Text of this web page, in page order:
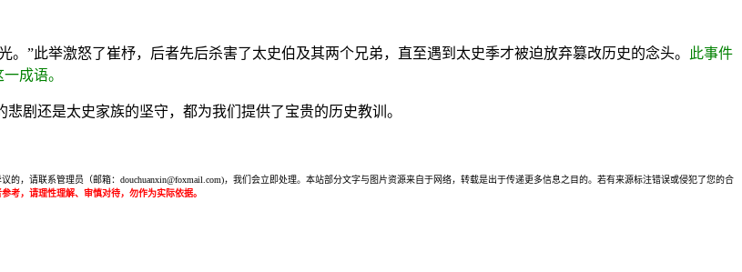
”此举激怒了崔杼，后者先后杀害了太史伯及其两个兄弟，直至遇到太史季才被迫放弃篡改历史的念头。
此事件
成语。
悲剧还是太史家族的坚守，都为我们提供了宝贵的历史教训。
，请联系管理员（邮箱：douchuanxin@foxmail.com)，我们会立即处理。本站部分文字与图片资源来自于网络，转载是出于传递更多信息之目的。若有来源标注错误或侵犯了您的合
考，请理性理解、审慎对待，勿作为实际依据。